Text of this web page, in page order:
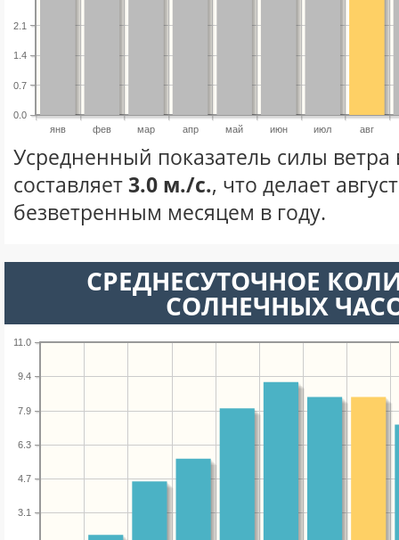
янв фев мар апр май июн июл авг
0.0
0.7
1.4
2.1
Усредненный показатель силы ветра
составляет3.0 м./с., что делает
безветренным месяцем в году.
СРЕДНЕСУТОЧНОЕ
СОЛНЕЧНЫХ
3.1
4.7
6.3
7.9
9.4
11.0